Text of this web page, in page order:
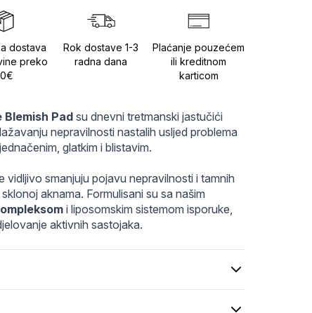
ecde-4740-aeef-bad121d87487.webp
dostava
preko
Rok dostave 1-3
radna dana
Plaćanje pouzećem
ili kreditnom
karticom
Pad su dnevni tretmanski jastučići
nepravilnosti nastalih usljed problema
glatkim i blistavim.
vidljivo smanjuju pojavu nepravilnosti i tamnih
aknama. Formulisani su sa našim
i liposomskim sistemom isporuke,
aktivnih sastojaka.